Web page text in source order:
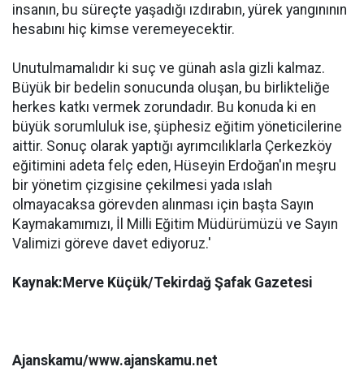
insanın, bu süreçte yaşadığı ızdırabın, yürek yangınının
hesabını hiç kimse veremeyecektir.
Unutulmamalıdır ki suç ve günah asla gizli kalmaz.
Büyük bir bedelin sonucunda oluşan, bu birlikteliğe
herkes katkı vermek zorundadır. Bu konuda ki en
büyük sorumluluk ise, şüphesiz eğitim yöneticilerine
aittir. Sonuç olarak yaptığı ayrımcılıklarla Çerkezköy
eğitimini adeta felç eden, Hüseyin Erdoğan'ın meşru
bir yönetim çizgisine çekilmesi yada ıslah
olmayacaksa görevden alınması için başta Sayın
Kaymakamımızı, İl Milli Eğitim Müdürümüzü ve Sayın
Valimizi göreve davet ediyoruz.'
Kaynak:Merve Küçük/Tekirdağ Şafak Gazetesi
Ajanskamu/www.ajanskamu.net